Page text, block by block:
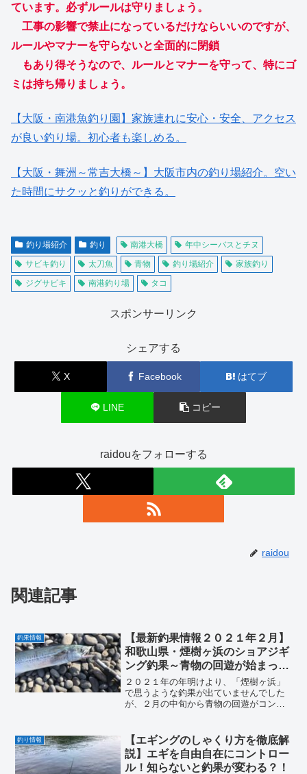
ています。必ずルールは守りましょう。
工事の影響で禁止になっているだけならいいのですが、
ルールやマナーを守らないと全面的に閉鎖
もあり得そうなので、ルールとマナーを守って、特にゴ
ミは持ち帰りましょう。
【大阪・南港魚釣り園】家族連れに安心・安全、アクセス
が良い釣り場。初心者も楽しめる。
【大阪・舞洲～常吉大橋～】大阪市内の釣り場紹介。空い
た時間にサクッと釣りができる。
釣り場紹介 釣り 南港大橋
年中シーバスとチヌ
サビキ釣り
太刀魚 青物 釣り場紹介
家族釣り
ジグサビキ
南港釣り場 タコ
スポンサーリンク
シェアする
X Facebook はてブ
LINE コピー
raidouをフォローする
raidou
関連記事
釣果情報
【最新釣果情報２０２１年２月】
和歌山県・煙樹ヶ浜のショアジギ
ング釣果～青物の回遊が始まっ
た？！～
２０２１年の年明けより、「煙樹ヶ浜」
で思うような釣果が出ていませんでした
が、２月の中旬から青物の回遊がコンス
チが上がっているので、ヒットジグやパ
ターンを紹介しますので、釣行に行かれ
る際の参考にしてください。
釣り情報
【エギングのしゃくり方を徹底解
説】エギを自由自在にコントロー
ル！知らないと釣果が変わる？！